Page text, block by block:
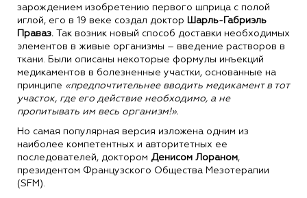
зарождением изобретению первого шприца с полой
иглой, его в 19 веке создал доктор Шарль-Габриэль
Праваз.
Так возник новый способ доставки необходимых
элементов в живые организмы – введение растворов в
ткани. Были описаны некоторые формулы инъекций
медикаментов в болезненные участки, основанные на
принципе «предпочтительнее вводить медикамент в тот
участок, где его действие необходимо, а не
пропитывать им весь организм!».
Но самая популярная версия изложена одним из
наиболее компетентных и авторитетных ее
последователей, доктором Денисом Лораном,
президентом Французского Общества Мезотерапии
(SFM).